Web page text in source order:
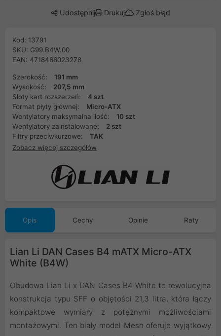
Udostępnij Drukuj Zgłoś błąd
Kod: 13791
SKU: G99.B4W.00
EAN: 4718466023278
Szerokość:
191 mm
Wysokość:
207,5 mm
Sloty kart rozszerzeń:
4 szt
Format płyty głównej:
Micro-ATX
Wentylatory maksymalna ilość:
10 szt
Wentylatory zainstalowane:
2 szt
Filtry przeciwkurzowe:
TAK
Zobacz więcej szczegółów
Opis Cechy Opinie Raty
Lian Li DAN Cases B4 mATX Micro-ATX
White (B4W)
Obudowa Lian Li x DAN Cases B4 White to rewolucyjna
konstrukcja typu SFF o objętości 21,3 litra, która łączy
kompaktowe wymiary z potężnymi możliwościami
montażowymi. Ten biały model Mesh oferuje wyjątkowy